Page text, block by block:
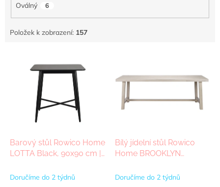
Oválný 6
Položek k zobrazení: 157
Barový stůl Rowico Home
LOTTA Black, 90x90 cm |
Doručíme do 2 týdnů
Bílý jídelní stůl Rowico
Home BROOKLYN
světle hnědá
Doručíme do 2 týdnů